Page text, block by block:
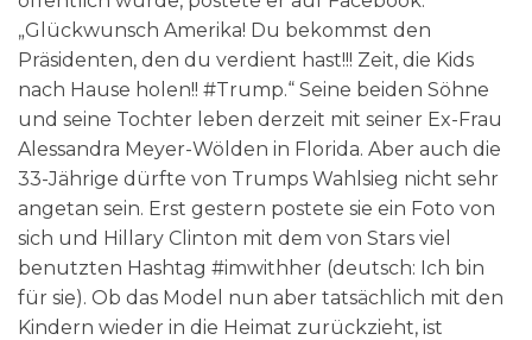
„Glückwunsch Amerika! Du bekommst den
Präsidenten, den du verdient hast!!! Zeit, die Kids
nach Hause holen!! #Trump.“ Seine beiden Söhne
und seine Tochter leben derzeit mit seiner Ex-Frau
Alessandra Meyer-Wölden in Florida. Aber auch die
33-Jährige dürfte von Trumps Wahlsieg nicht sehr
angetan sein. Erst gestern postete sie ein Foto von
sich und Hillary Clinton mit dem von Stars viel
benutzten Hashtag #imwithher (deutsch: Ich bin
für sie). Ob das Model nun aber tatsächlich mit den
Kindern wieder in die Heimat zurückzieht, ist